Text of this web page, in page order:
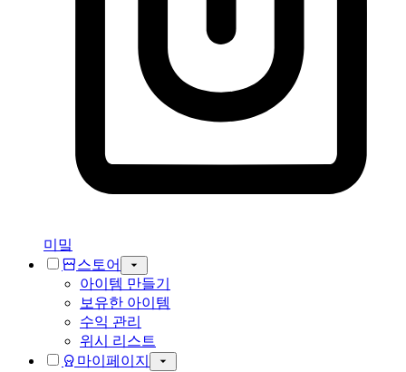
미밐
스토어
아이템 만들기
보유한 아이템
수익 관리
위시 리스트
마이페이지